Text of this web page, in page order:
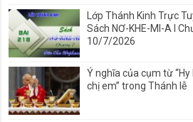
Lớp Thánh Kinh Trực
Sách NƠ-KHE-MI-A I
10/7/2026
Ý nghĩa của cụm từ
chị em” trong Thánh lễ